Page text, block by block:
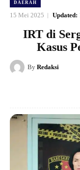
DAERAH
15 Mei 2025 Updated:
IRT di
Kasus
By Redaksi